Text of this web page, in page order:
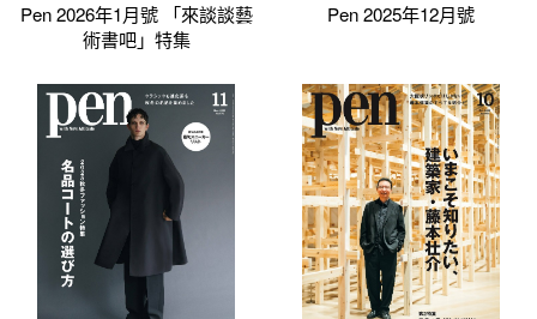
Pen 2026年1月號 「來談談藝
術書吧」特集
Pen 2025年12月號